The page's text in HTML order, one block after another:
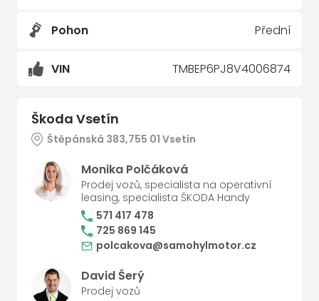
Pohon Přední
VIN TMBEP6PJ8V4006874
Škoda Vsetín
Štěpánská 383,755 01 Vsetín
Monika Polčáková
Prodej vozů, specialista na operativní
leasing, specialista ŠKODA Handy
571 417 478
725 869 145
polcakova@samohylmotor.cz
David Šerý
Prodej vozů